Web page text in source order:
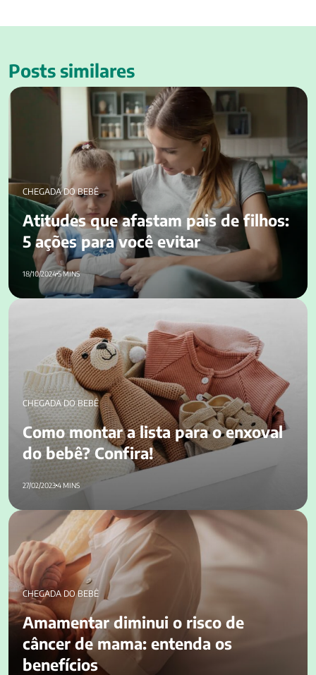
Posts similares
Atitudes que afastam pais de filhos: 5 ações para você evitar
CHEGADA DO BEBÊ
Atitudes que afastam pais de filhos:
5 ações para você evitar
18/10/20245 MINS
Como montar a lista para o enxoval do bebê? Confira!
CHEGADA DO BEBÊ
Como montar a lista para o enxoval
do bebê? Confira!
27/02/20234 MINS
Amamentar diminui o risco de câncer de mama: entenda os
benefícios
CHEGADA DO BEBÊ
Amamentar diminui o risco de
câncer de mama: entenda os
benefícios